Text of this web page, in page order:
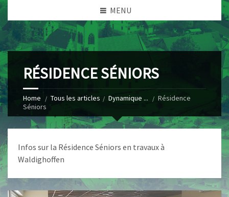
MENU
RÉSIDENCE SÉNIORS
Home Tous les articles Dynamique ...
Résidence
Séniors
Infos sur la Résidence Séniors en travaux à
Waldighoffen